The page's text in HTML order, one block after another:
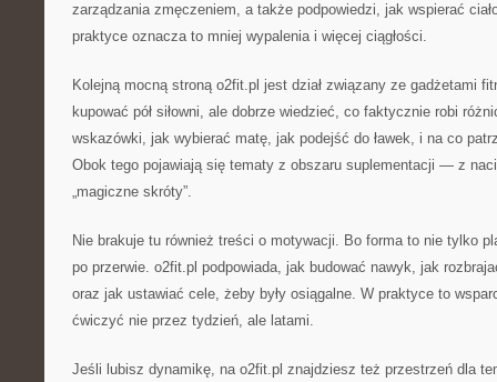
zarządzania zmęczeniem, a także podpowiedzi, jak wspierać
praktyce oznacza to mniej wypalenia i więcej ciągłości.
Kolejną mocną stroną o2fit.pl jest dział związany ze gadżetami
kupować pół siłowni, ale dobrze wiedzieć, co faktycznie robi
wskazówki, jak wybierać matę, jak podejść do ławek, i na co
Obok tego pojawiają się tematy z obszaru suplementacji — z
„magiczne skróty”.
Nie brakuje tu również treści o motywacji. Bo forma to nie tylko
po przerwie. o2fit.pl podpowiada, jak budować nawyk, jak
oraz jak ustawiać cele, żeby były osiągalne. W praktyce to
ćwiczyć nie przez tydzień, ale latami.
Jeśli lubisz dynamikę, na o2fit.pl znajdziesz też przestrzeń dla